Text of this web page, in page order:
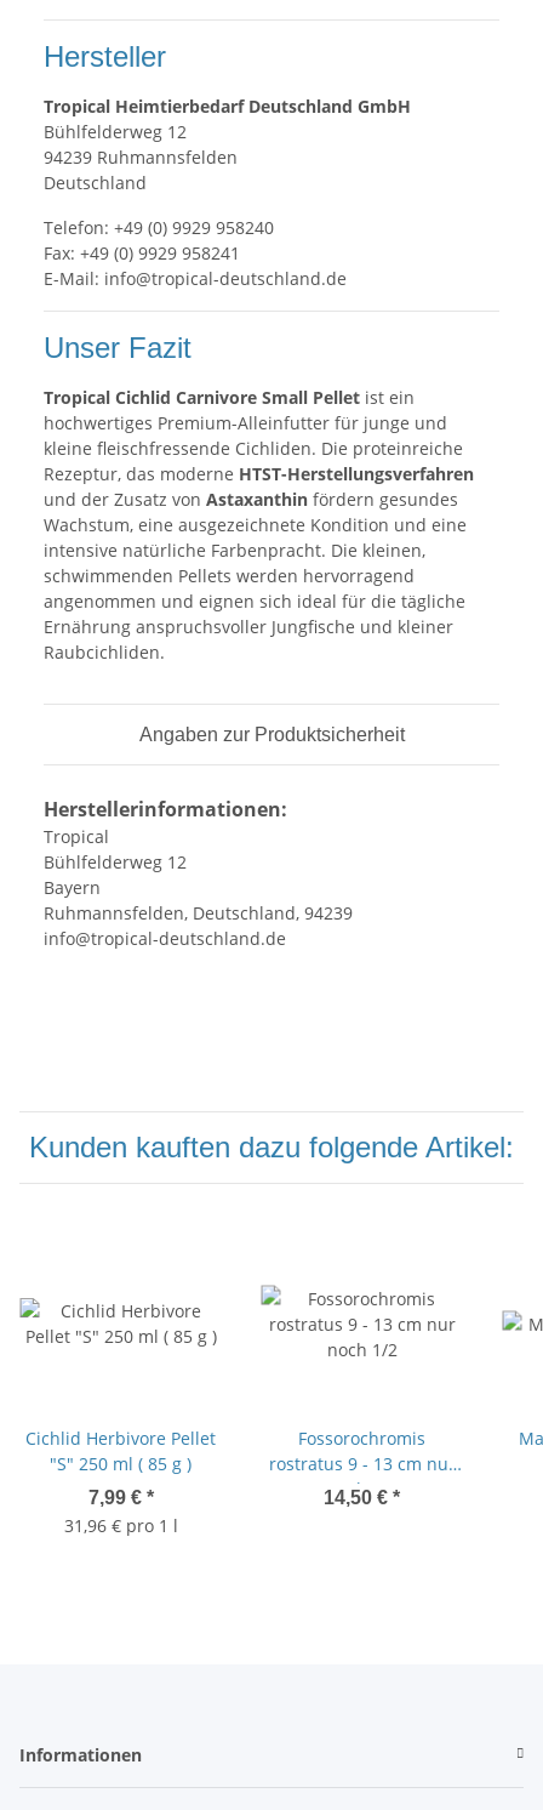
Hersteller
Tropical Heimtierbedarf Deutschland GmbH
Bühlfelderweg 12
94239 Ruhmannsfelden
Deutschland
Telefon: +49 (0) 9929 958240
Fax: +49 (0) 9929 958241
E-Mail: info@tropical-deutschland.de
Unser Fazit
Tropical Cichlid Carnivore Small Pellet ist ein
hochwertiges Premium-Alleinfutter für junge und
kleine fleischfressende Cichliden. Die proteinreiche
Rezeptur, das moderne HTST-Herstellungsverfahren
und der Zusatz von Astaxanthin fördern gesundes
Wachstum, eine ausgezeichnete Kondition und eine
intensive natürliche Farbenpracht. Die kleinen,
schwimmenden Pellets werden hervorragend
angenommen und eignen sich ideal für die tägliche
Ernährung anspruchsvoller Jungfische und kleiner
Raubcichliden.
Angaben zur Produktsicherheit
Herstellerinformationen:
Tropical
Bühlfelderweg 12
Bayern
Ruhmannsfelden, Deutschland, 94239
info@tropical-deutschland.de
Kunden kauften dazu folgende Artikel:
Cichlid Herbivore Pellet
"S" 250 ml ( 85 g )
7,99 € *
31,96 € pro 1 l
Fossorochromis
rostratus 9 - 13 cm nur
noch 1/2
14,50 € *
Informationen